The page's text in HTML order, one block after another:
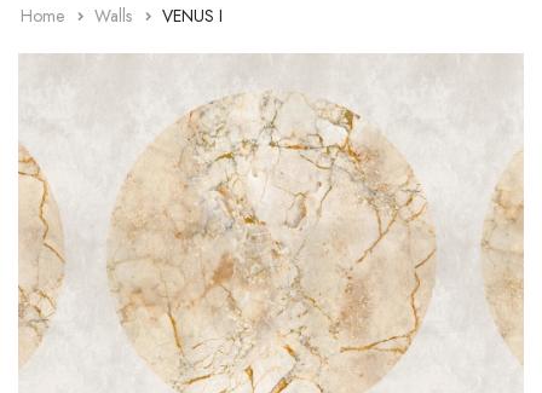
Home Walls VENUS I
Acessórios
Decorações